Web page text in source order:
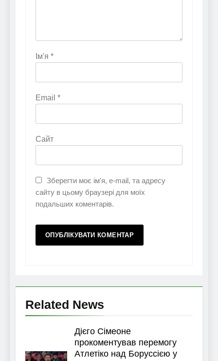
Ім'я *
Email *
Сайт
Зберегти моє ім'я, e-mail, та адресу
сайту в цьому браузері для моїх
подальших коментарів.
Related News
Дієго Сімеоне
прокоментував перемогу
Атлетіко над Боруссією у